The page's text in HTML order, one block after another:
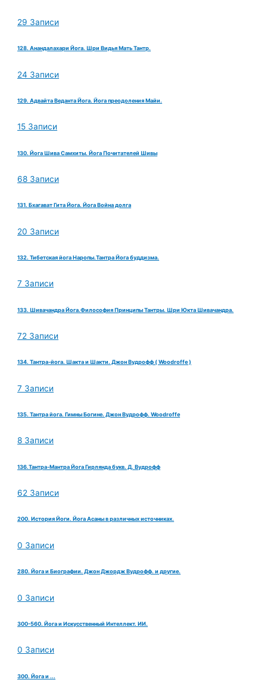
29 Записи
128. Анандалахари Йога. Шри Видья Мать Тантр.
24 Записи
129. Адвайта Веданта Йога. Йога преодоления Майи.
15 Записи
130. Йога Шива Самхиты. Йога Почитателей Шивы
68 Записи
131. Бхагават Гита Йога. Йога Война долга
20 Записи
132. Тибетская йога Наропы.Тантра Йога буддизма.
7 Записи
133. Шивачандра Йога.Философия Принципы Тантры. Шри Юкта Шивачандра.
72 Записи
134. Тантра-йога. Шакта и Шакти. Джон Вудрофф ( Woodroffe )
7 Записи
135. Тантра йога. Гимны Богине. Джон Вудрофф. Woodroffe
8 Записи
136.Тантра-Мантра Йога Гирлянда букв. Д. Вудрофф
62 Записи
200. История Йоги. Йога Асаны в различных источниках.
0 Записи
280. Йога и Биографии. Джон Джордж Вудрофф. и другие.
0 Записи
300-560. Йога и Искусственный Интеллект. ИИ.
0 Записи
300. Йога и ...